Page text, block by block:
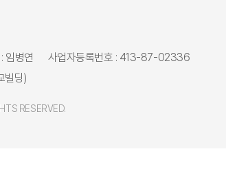
임병연
사업자등록번호 : 413-87-02336
빌딩)
RESERVED.